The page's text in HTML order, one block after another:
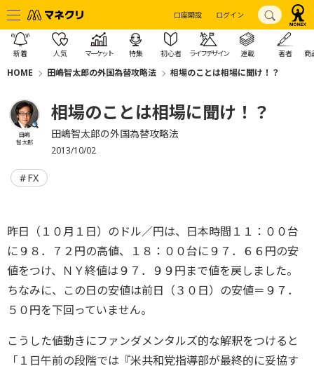
口座開設 ログイン
新着 人気 マーケット 特集 初心者 ライフデザイン 連載 著者 商
HOME 田嶋智太郎の外国為替攻略法 相場のことは相場に聞け！？
田嶋
智太郎
相場のことは相場に聞け！？
田嶋智太郎の外国為替攻略法
2013/10/02
FX
昨日（１０月１日）のドル／円は、日本時間１１：００台
に９８．７２円の高値、１８：００台に９７．６６円の安
値をつけ、ＮＹ終値は９７．９９円まで値を戻しました。
ちなみに、この日の安値は前日（３０日）の安値＝９７．
５０円を下回っていません。
こうした値動きにファンダメンタルズ的な解釈をつけると
「１日午前の段階では『米共和党指導部が最終的に妥協す